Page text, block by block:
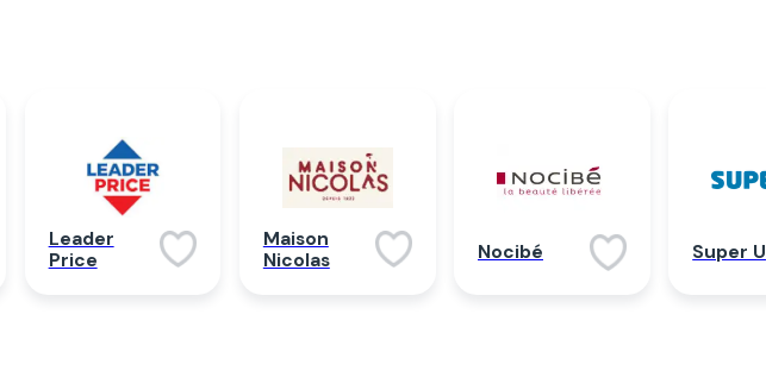
Leader
Price
Maison
Nicolas
Nocibé Super U